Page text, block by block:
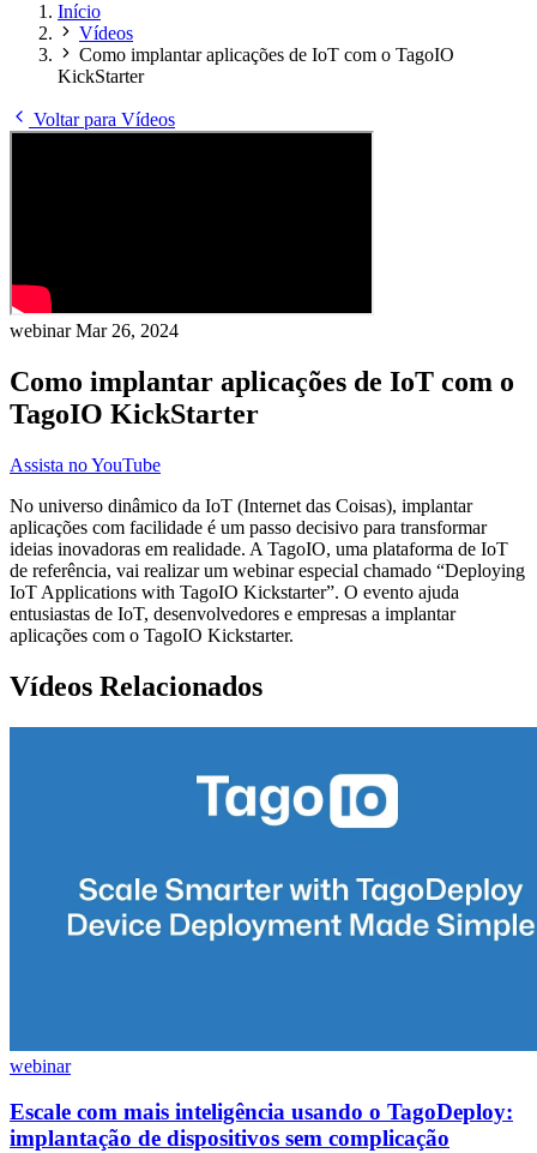
Início
Vídeos
Como implantar aplicações de IoT com o TagoIO
KickStarter
Voltar para Vídeos
webinarMar 26, 2024
Como implantar aplicações de IoT com o
TagoIO KickStarter
Assista no YouTube
No universo dinâmico da IoT (Internet das Coisas), implantar
aplicações com facilidade é um passo decisivo para transformar
ideias inovadoras em realidade. A TagoIO, uma plataforma de IoT
de referência, vai realizar um webinar especial chamado “Deploying
IoT Applications with TagoIO Kickstarter”. O evento ajuda
entusiastas de IoT, desenvolvedores e empresas a implantar
aplicações com o TagoIO Kickstarter.
Vídeos Relacionados
webinar
Escale com mais inteligência usando o TagoDeploy:
implantação de dispositivos sem complicação